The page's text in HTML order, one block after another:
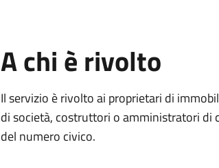
A chi è rivolto
Il servizio è rivolto ai proprietari di
di società, costruttori o amministratori di
del numero civico.